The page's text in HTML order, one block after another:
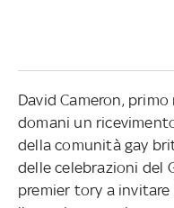
David Cameron,
domani un
della comunità gay
delle celebrazioni del
premier tory a